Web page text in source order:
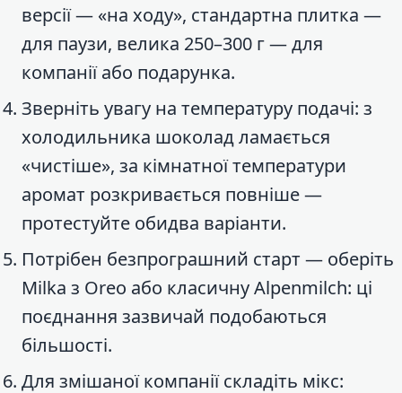
версії — «на ходу», стандартна плитка —
для паузи, велика 250–300 г — для
компанії або подарунка.
Зверніть увагу на температуру подачі: з
холодильника шоколад ламається
«чистіше», за кімнатної температури
аромат розкривається повніше —
протестуйте обидва варіанти.
Потрібен безпрограшний старт — оберіть
Milka з Oreo або класичну Alpenmilch: ці
поєднання зазвичай подобаються
більшості.
Для змішаної компанії складіть мікс: